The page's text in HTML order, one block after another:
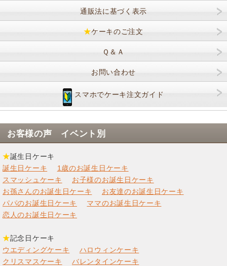
通販法に基づく表示
★ケーキのご注文
Ｑ＆Ａ
お問い合わせ
スマホでケーキ注文ガイド
お客様の声 イベント別
★誕生日ケーキ
誕生日ケーキ
1歳のお誕生日ケーキ
スマッシュケーキ
お子様のお誕生日ケーキ
お孫さんのお誕生日ケーキ
お友達のお誕生日ケーキ
パパのお誕生日ケーキ
ママのお誕生日ケーキ
恋人のお誕生日ケーキ
★記念日ケーキ
ウエディングケーキ
ハロウィンケーキ
クリスマスケーキ
バレンタインケーキ